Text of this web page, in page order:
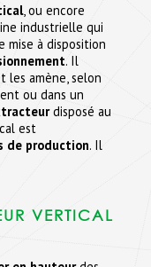
, ou encore
industrielle qui
mise à disposition
. Il
les amène, selon
ou dans un
disposé au
est
de production. Il
VERTICAL